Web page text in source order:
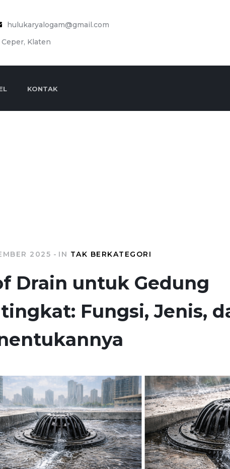
hulukaryalogam@gmail.com
Klaten
KONTAK
2025 IN TAK BERKATEGORI
Drain untuk Gedung
Fungsi, Jenis,